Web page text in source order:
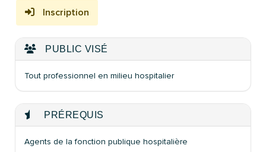
Inscription
PUBLIC VISÉ
Tout professionnel en milieu hospitalier
PRÉREQUIS
Agents de la fonction publique hospitalière